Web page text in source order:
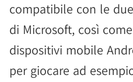
compatibile con le
di Microsoft, così
dispositivi mobile
per giocare ad